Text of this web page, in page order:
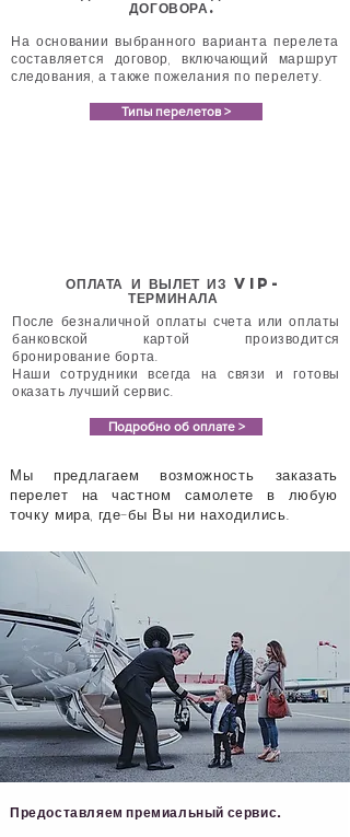
ДОГОВОРА.
На основании выбранного варианта перелета
составляется договор, включающий маршрут
следования, а также пожелания по перелету.
Типы перелетов >
ОПЛАТА И ВЫЛЕТ ИЗ VIP-
ТЕРМИНАЛА
После безналичной оплаты счета или оплаты
банковской картой производится
бронирование борта.
Наши сотрудники всегда на связи и готовы
оказать лучший сервис.
Подробно об оплате >
Мы предлагаем возможность заказать
перелет на частном самолете в любую
точку мира, где-бы Вы ни находились.
Предоставляем премиальный сервис.